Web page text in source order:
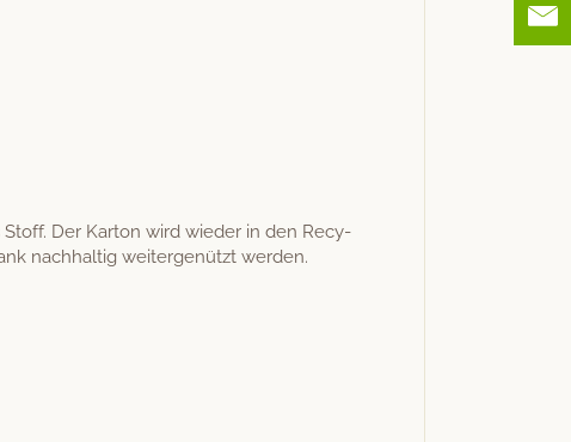
Der Kar­ton wird wieder in den Recy­
nach­haltig weit­er­genützt werden.